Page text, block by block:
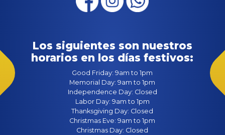
Los siguientes son nuestros
horarios en los días festivos:
Good Friday: 9am to 1pm
Memorial Day: 9am to 1pm
Independence Day: Closed
Labor Day: 9am to 1pm
Thanksgiving Day: Closed
Christmas Eve: 9am to 1pm
Christmas Day: Closed